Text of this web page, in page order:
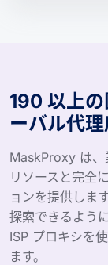
190 以上
ーバル代理
MaskProxy は、
リソースと完全
ョンを提供しま
探索できるよう
ISP プロキシを
ます。